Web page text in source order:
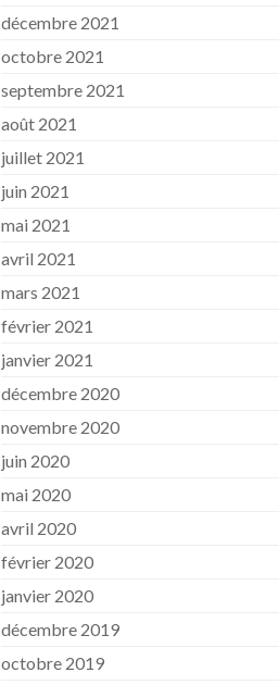
décembre 2021
octobre 2021
septembre 2021
août 2021
juillet 2021
juin 2021
mai 2021
avril 2021
mars 2021
février 2021
janvier 2021
décembre 2020
novembre 2020
juin 2020
mai 2020
avril 2020
février 2020
janvier 2020
décembre 2019
octobre 2019